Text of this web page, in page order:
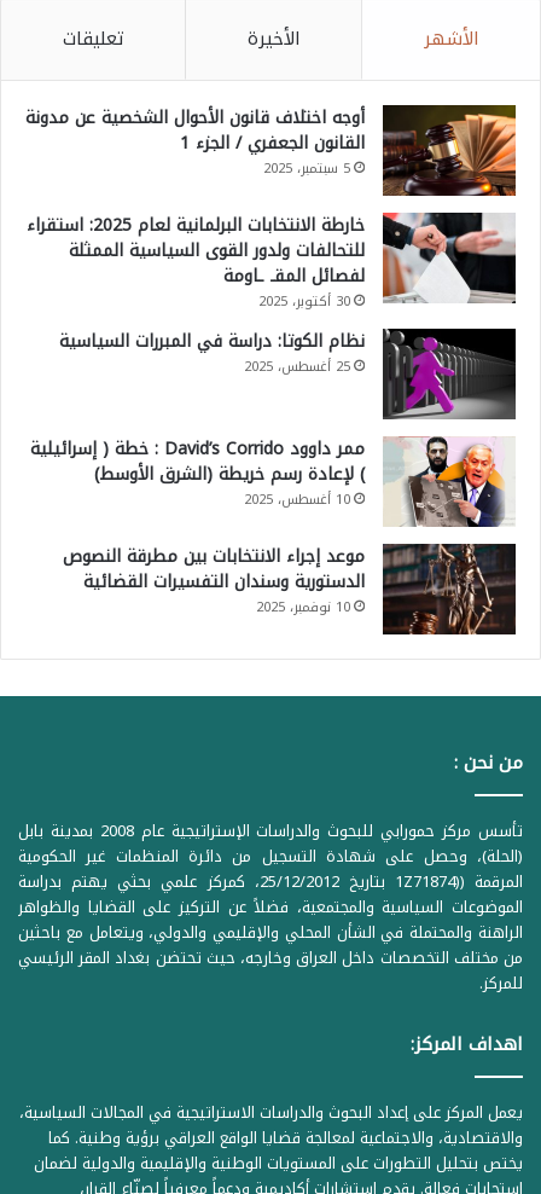
الأشهر الأخيرة تعليقات
أوجه اختلاف قانون الأحوال الشخصية عن مدونة
القانون الجعفري / الجزء 1
5 سبتمبر، 2025
خارطة الانتخابات البرلمانية لعام 2025: استقراء
للتحالفات ولدور القوى السياسية الممثلة
لفصائل المقـ ـاومة
30 أكتوبر، 2025
نظام الكوتا: دراسة في المبررات السياسية
25 أغسطس، 2025
ممر داوود David’s Corrido : خطة ( إسرائيلية
) لإعادة رسم خريطة (الشرق الأوسط)
10 أغسطس، 2025
موعد إجراء الانتخابات بين مطرقة النصوص
الدستورية وسندان التفسيرات القضائية
10 نوفمبر، 2025
من نحن :
تأسس مركز حمورابي للبحوث والدراسات الإستراتيجية عام 2008 بمدينة بابل
(الحلة)، وحصل على شهادة التسجيل من دائرة المنظمات غير الحكومية
المرقمة ((1Z71874 بتاريخ 25/12/2012، كمركز علمي بحثي يهتم بدراسة
الموضوعات السياسية والمجتمعية، فضلاً عن التركيز على القضايا والظواهر
الراهنة والمحتملة في الشأن المحلي والإقليمي والدولي، ويتعامل مع باحثين
من مختلف التخصصات داخل العراق وخارجه، حيث تحتضن بغداد المقر الرئيسي
للمركز.
اهداف المركز:
يعمل المركز على إعداد البحوث والدراسات الاستراتيجية في المجالات السياسية،
والاقتصادية، والاجتماعية لمعالجة قضايا الواقع العراقي برؤية وطنية. كما
يختص بتحليل التطورات على المستويات الوطنية والإقليمية والدولية لضمان